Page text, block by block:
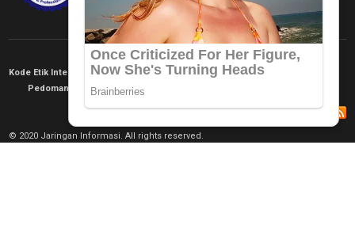
Kode Etik Internal KEJ Disclaimer
Tentang Kami
Pedoman Media Siber
Redaksi
© 2020 Jaringan Informasi. All rights reserved.